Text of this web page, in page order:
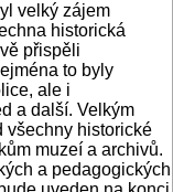
velký zájem
historická
přispěli
to byly
ale i
a další. Velkým
všechny historické
muzeí a archivů.
a pedagogických